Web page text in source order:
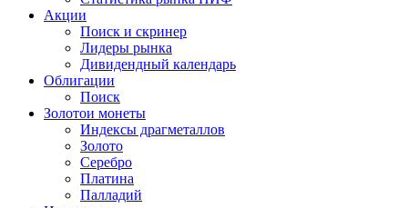
Акции
Поиск и скринер
Лидеры рынка
Дивидендный календарь
Облигации
Поиск
Золотои монеты
Индексы драгметаллов
Золото
Серебро
Платина
Палладий